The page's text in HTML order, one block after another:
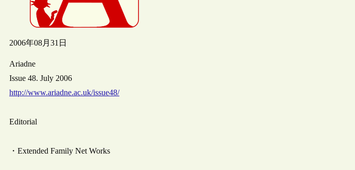
2006年08月31日
Ariadne
Issue 48. July 2006
http://www.ariadne.ac.uk/issue48/
Editorial
・Extended Family Net Works